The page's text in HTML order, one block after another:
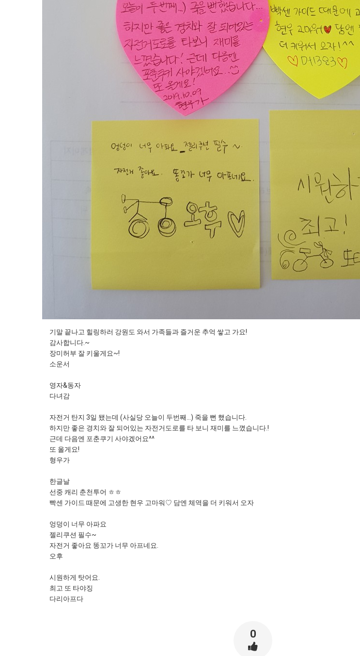
기말 끝나고 힐링하러 강원도 와서 가족들과 즐거운 추억 쌓고 가요!
감사합니다.~
장미허부 잘 키울게요~!
소운서
영자&동자
다녀감
자전거 탄지 3일 됐는데 (사실당 오늘이 두번째...) 죽을 뻔 했습니다.
하지만 좋은 경치와 잘 되어있는 자전거도로를 타 보니 재미를 느꼈습니다.!
근데 다음엔 포춘쿠기 사야겠어요^^
또 올게요!
형우가
한글날
선중 캐리 춘천투어 ㅎㅎ
빡센 가이드 때문에 고생한 현우 고마워♡ 담엔 체역을 더 키워서 오자
엉덩이 너무 아파요
젤리쿠션 필수~
자전거 좋아요 똥꼬가 너무 아프네요.
오후
시원하게 탓어요.
최고 또 타야징
다리아프다
0